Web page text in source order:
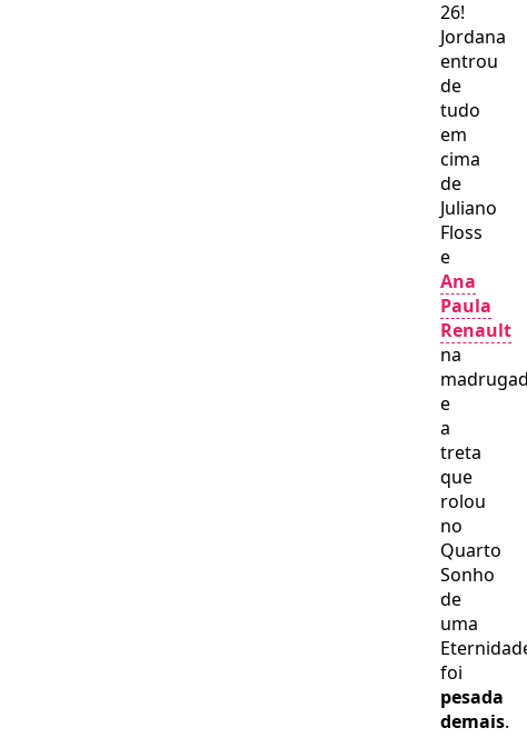
26!
Jordana
entrou
de
tudo
em
cima
de
Juliano
Floss
e
Ana
Paula
Renault
na
e
a
treta
que
rolou
no
Quarto
Sonho
de
uma
foi
pesada
demais.